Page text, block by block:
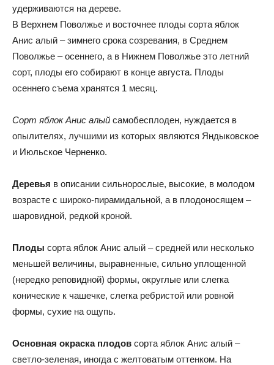
удерживаются на дереве.
В Верхнем Поволжье и восточнее плоды сорта яблок
Анис алый – зимнего срока созревания, в Среднем
Поволжье – осеннего, а в Нижнем Поволжье это летний
сорт, плоды его собирают в конце августа. Плоды
осеннего съема хранятся 1 месяц.
Сорт яблок Анис алый самобесплоден, нуждается в
опылителях, лучшими из которых являются Яндыковское
и Июльское Черненко.
Деревья в описании сильнорослые, высокие, в молодом
возрасте с широко-пирамидальной, а в плодоносящем –
шаровидной, редкой кроной.
Плоды сорта яблок Анис алый – средней или несколько
меньшей величины, выравненные, сильно уплощенной
(нередко реповидной) формы, округлые или слегка
конические к чашечке, слегка ребристой или ровной
формы, сухие на ощупь.
Основная окраска плодов сорта яблок Анис алый –
светло-зеленая, иногда с желтоватым оттенком. На